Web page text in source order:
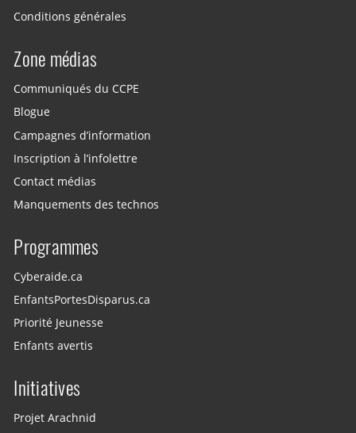
Conditions générales
Zone médias
Communiqués du CCPE
Blogue
Campagnes d’information
Inscription à l’infolettre
Contact médias
Manquements des technos
Programmes
Cyberaide.ca
EnfantsPortesDisparus.ca
Priorité Jeunesse
Enfants avertis
Initiatives
Projet Arachnid